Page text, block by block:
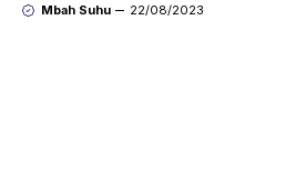
Mbah Suhu 22/08/2023